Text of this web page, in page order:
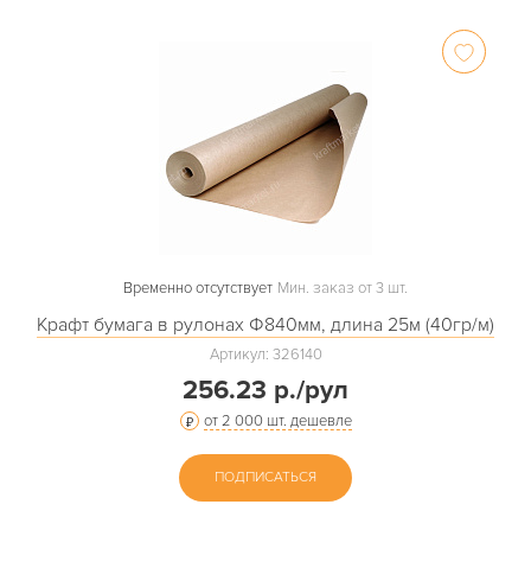
Временно отсутствует Мин. заказ от 3 шт.
Крафт бумага в рулонах Ф840мм, длина 25м (40гр/м)
Артикул: 326140
256.23 р./рул
от 2 000 шт. дешевле
ПОДПИСАТЬСЯ